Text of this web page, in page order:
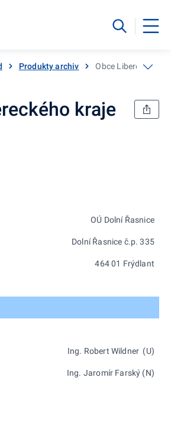
Produkty archiv Obce Libereckého
kraje
OÚ Dolní Řasnice
Dolní Řasnice č.p. 335
464 01 Frýdlant
Ing. Robert Wildner (U)
Ing. Jaromír Farský (N)